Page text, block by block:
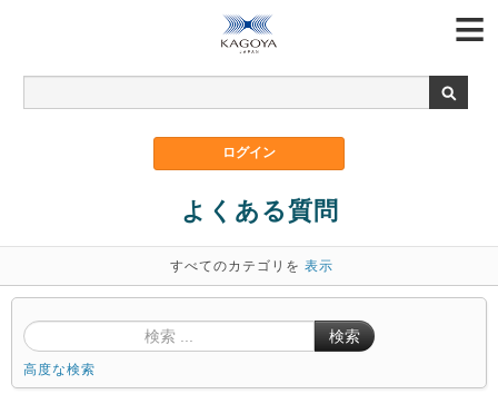
よくある質問
すべてのカテゴリを 表示
検索
高度な検索